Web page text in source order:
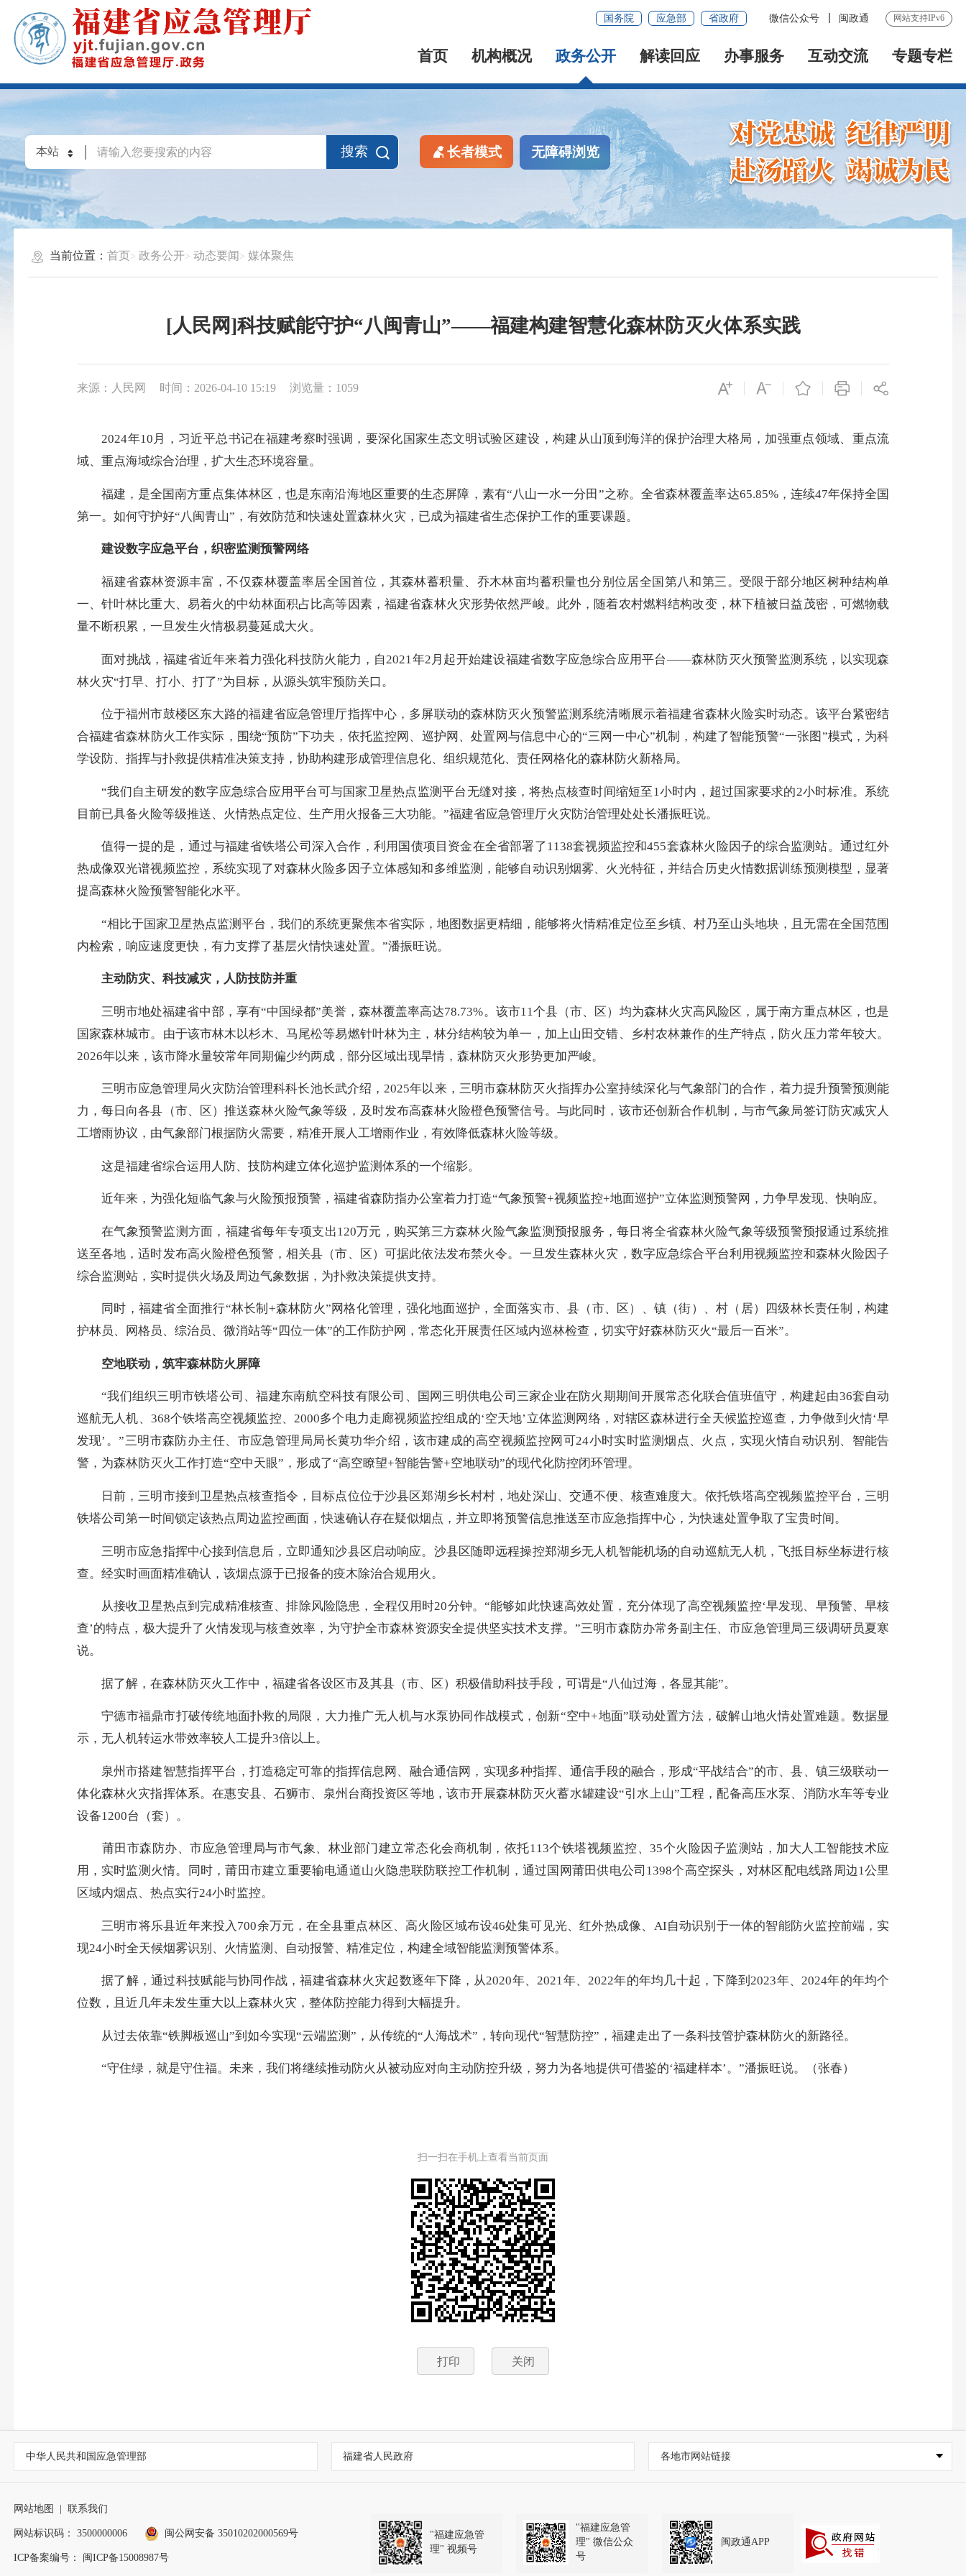
国务院 应急部 省政府 微信公众号 闽政通 网站支持IPv6
首页 机构概况 政务公开 解读回应 办事服务 互动交流 专题专栏
搜索 长者模式 无障碍浏览
当前位置：首页 政务公开 动态要闻 媒体聚焦
[人民网]科技赋能守护“八闽青山”——福建构建智慧化森林防灭火体系实践
来源：人民网 时间：2026-04-10 15:19 浏览量：1059
2024年10月，习近平总书记在福建考察时强调，要深化国家生态文明试验区建设，构建从山顶到海洋的保护治理大格局，加强重点领域、重点流
域、重点海域综合治理，扩大生态环境容量。
福建，是全国南方重点集体林区，也是东南沿海地区重要的生态屏障，素有“八山一水一分田”之称。全省森林覆盖率达65.85%，连续47年保持全国
第一。如何守护好“八闽青山”，有效防范和快速处置森林火灾，已成为福建省生态保护工作的重要课题。
建设数字应急平台，织密监测预警网络
福建省森林资源丰富，不仅森林覆盖率居全国首位，其森林蓄积量、乔木林亩均蓄积量也分别位居全国第八和第三。受限于部分地区树种结构单
一、针叶林比重大、易着火的中幼林面积占比高等因素，福建省森林火灾形势依然严峻。此外，随着农村燃料结构改变，林下植被日益茂密，可燃物载
量不断积累，一旦发生火情极易蔓延成大火。
面对挑战，福建省近年来着力强化科技防火能力，自2021年2月起开始建设福建省数字应急综合应用平台——森林防灭火预警监测系统，以实现森
林火灾“打早、打小、打了”为目标，从源头筑牢预防关口。
位于福州市鼓楼区东大路的福建省应急管理厅指挥中心，多屏联动的森林防灭火预警监测系统清晰展示着福建省森林火险实时动态。该平台紧密结
合福建省森林防火工作实际，围绕“预防”下功夫，依托监控网、巡护网、处置网与信息中心的“三网一中心”机制，构建了智能预警“一张图”模式，为科
学设防、指挥与扑救提供精准决策支持，协助构建形成管理信息化、组织规范化、责任网格化的森林防火新格局。
“我们自主研发的数字应急综合应用平台可与国家卫星热点监测平台无缝对接，将热点核查时间缩短至1小时内，超过国家要求的2小时标准。系统
目前已具备火险等级推送、火情热点定位、生产用火报备三大功能。”福建省应急管理厅火灾防治管理处处长潘振旺说。
值得一提的是，通过与福建省铁塔公司深入合作，利用国债项目资金在全省部署了1138套视频监控和455套森林火险因子的综合监测站。通过红外
热成像双光谱视频监控，系统实现了对森林火险多因子立体感知和多维监测，能够自动识别烟雾、火光特征，并结合历史火情数据训练预测模型，显著
提高森林火险预警智能化水平。
“相比于国家卫星热点监测平台，我们的系统更聚焦本省实际，地图数据更精细，能够将火情精准定位至乡镇、村乃至山头地块，且无需在全国范围
内检索，响应速度更快，有力支撑了基层火情快速处置。”潘振旺说。
主动防灾、科技减灾，人防技防并重
三明市地处福建省中部，享有“中国绿都”美誉，森林覆盖率高达78.73%。该市11个县（市、区）均为森林火灾高风险区，属于南方重点林区，也是
国家森林城市。由于该市林木以杉木、马尾松等易燃针叶林为主，林分结构较为单一，加上山田交错、乡村农林兼作的生产特点，防火压力常年较大。
2026年以来，该市降水量较常年同期偏少约两成，部分区域出现旱情，森林防灭火形势更加严峻。
三明市应急管理局火灾防治管理科科长池长武介绍，2025年以来，三明市森林防灭火指挥办公室持续深化与气象部门的合作，着力提升预警预测能
力，每日向各县（市、区）推送森林火险气象等级，及时发布高森林火险橙色预警信号。与此同时，该市还创新合作机制，与市气象局签订防灾减灾人
工增雨协议，由气象部门根据防火需要，精准开展人工增雨作业，有效降低森林火险等级。
这是福建省综合运用人防、技防构建立体化巡护监测体系的一个缩影。
近年来，为强化短临气象与火险预报预警，福建省森防指办公室着力打造“气象预警+视频监控+地面巡护”立体监测预警网，力争早发现、快响应。
在气象预警监测方面，福建省每年专项支出120万元，购买第三方森林火险气象监测预报服务，每日将全省森林火险气象等级预警预报通过系统推
送至各地，适时发布高火险橙色预警，相关县（市、区）可据此依法发布禁火令。一旦发生森林火灾，数字应急综合平台利用视频监控和森林火险因子
综合监测站，实时提供火场及周边气象数据，为扑救决策提供支持。
同时，福建省全面推行“林长制+森林防火”网格化管理，强化地面巡护，全面落实市、县（市、区）、镇（街）、村（居）四级林长责任制，构建
护林员、网格员、综治员、微消站等“四位一体”的工作防护网，常态化开展责任区域内巡林检查，切实守好森林防灭火“最后一百米”。
空地联动，筑牢森林防火屏障
“我们组织三明市铁塔公司、福建东南航空科技有限公司、国网三明供电公司三家企业在防火期期间开展常态化联合值班值守，构建起由36套自动
巡航无人机、368个铁塔高空视频监控、2000多个电力走廊视频监控组成的‘空天地’立体监测网络，对辖区森林进行全天候监控巡查，力争做到火情‘早
发现’。”三明市森防办主任、市应急管理局局长黄功华介绍，该市建成的高空视频监控网可24小时实时监测烟点、火点，实现火情自动识别、智能告
警，为森林防灭火工作打造“空中天眼”，形成了“高空瞭望+智能告警+空地联动”的现代化防控闭环管理。
日前，三明市接到卫星热点核查指令，目标点位位于沙县区郑湖乡长村村，地处深山、交通不便、核查难度大。依托铁塔高空视频监控平台，三明
铁塔公司第一时间锁定该热点周边监控画面，快速确认存在疑似烟点，并立即将预警信息推送至市应急指挥中心，为快速处置争取了宝贵时间。
三明市应急指挥中心接到信息后，立即通知沙县区启动响应。沙县区随即远程操控郑湖乡无人机智能机场的自动巡航无人机，飞抵目标坐标进行核
查。经实时画面精准确认，该烟点源于已报备的疫木除治合规用火。
从接收卫星热点到完成精准核查、排除风险隐患，全程仅用时20分钟。“能够如此快速高效处置，充分体现了高空视频监控‘早发现、早预警、早核
查’的特点，极大提升了火情发现与核查效率，为守护全市森林资源安全提供坚实技术支撑。”三明市森防办常务副主任、市应急管理局三级调研员夏寒
说。
据了解，在森林防灭火工作中，福建省各设区市及其县（市、区）积极借助科技手段，可谓是“八仙过海，各显其能”。
宁德市福鼎市打破传统地面扑救的局限，大力推广无人机与水泵协同作战模式，创新“空中+地面”联动处置方法，破解山地火情处置难题。数据显
示，无人机转运水带效率较人工提升3倍以上。
泉州市搭建智慧指挥平台，打造稳定可靠的指挥信息网、融合通信网，实现多种指挥、通信手段的融合，形成“平战结合”的市、县、镇三级联动一
体化森林火灾指挥体系。在惠安县、石狮市、泉州台商投资区等地，该市开展森林防灭火蓄水罐建设“引水上山”工程，配备高压水泵、消防水车等专业
设备1200台（套）。
莆田市森防办、市应急管理局与市气象、林业部门建立常态化会商机制，依托113个铁塔视频监控、35个火险因子监测站，加大人工智能技术应
用，实时监测火情。同时，莆田市建立重要输电通道山火隐患联防联控工作机制，通过国网莆田供电公司1398个高空探头，对林区配电线路周边1公里
区域内烟点、热点实行24小时监控。
三明市将乐县近年来投入700余万元，在全县重点林区、高火险区域布设46处集可见光、红外热成像、AI自动识别于一体的智能防火监控前端，实
现24小时全天候烟雾识别、火情监测、自动报警、精准定位，构建全域智能监测预警体系。
据了解，通过科技赋能与协同作战，福建省森林火灾起数逐年下降，从2020年、2021年、2022年的年均几十起，下降到2023年、2024年的年均个
位数，且近几年未发生重大以上森林火灾，整体防控能力得到大幅提升。
从过去依靠“铁脚板巡山”到如今实现“云端监测”，从传统的“人海战术”，转向现代“智慧防控”，福建走出了一条科技管护森林防火的新路径。
“守住绿，就是守住福。未来，我们将继续推动防火从被动应对向主动防控升级，努力为各地提供可借鉴的‘福建样本’。”潘振旺说。（张春）
扫一扫在手机上查看当前页面
打印 关闭
中华人民共和国应急管理部 福建省人民政府 各地市网站链接
网站地图 | 联系我们
网站标识码： 3500000006 闽公网安备 35010202000569号
ICP备案编号： 闽ICP备15008987号
"福建应急管
理" 视频号
"福建应急管
理" 微信公众
号
闽政通APP